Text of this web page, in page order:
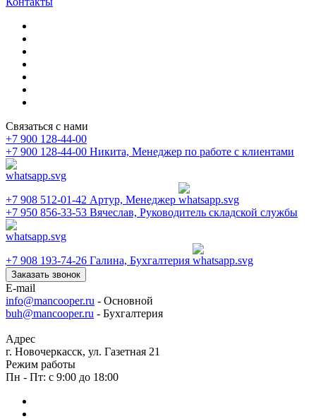
Связаться с нами
+7 900 128-44-00
+7 900 128-44-00 Никита, Менеджер по работе с клиентами
+7 908 512-01-42 Артур, Менеджер
+7 950 856-33-53 Вячеслав, Руководитель складской службы
+7 908 193-74-26 Галина, Бухгалтерия
Заказать звонок
E-mail
info@mancooper.ru - Основной
buh@mancooper.ru - Бухгалтерия
Адрес
г. Новочеркасск, ул. Газетная 21
Режим работы
Пн - Пт: с 9:00 до 18:00